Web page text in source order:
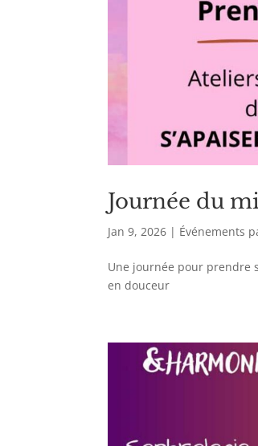
Journée du
Jan 9, 2026 | Événements
Une journée pour prendre
en douceur